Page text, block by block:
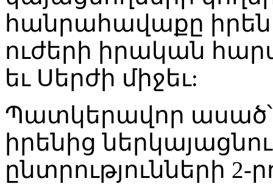
հանրահավաքը
ուժերի իրական
եւ Սերժի միջեւ:
Պատկերավոր
իրենից
ընտրությունների 2-